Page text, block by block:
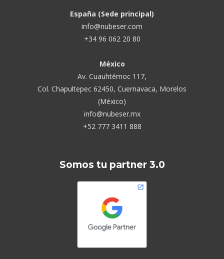
España (Sede principal)
info@nubeser.com
+34 96 062 20 80
México
Av. Cuauhtémoc 117,
Col. Chapultepec 62450, Cuernavaca, Morelos
(México)
info@nubeser.mx
+52 777 3411 888
Somos tu partner 3.0